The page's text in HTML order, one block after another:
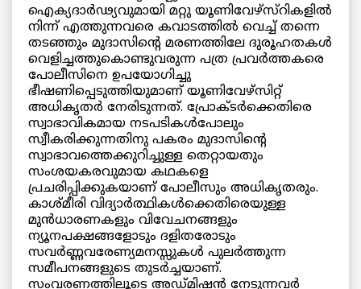
ഐക്യദാര്‍ഢ്യവുമായി മറ്റു യൂണിവേഴ്സ്റികളില്‍
നിന്ന് എത്തുന്നവരെ കവാടത്തില്‍ വെച്ച് തന്നെ
തടഞ്ഞും മുദാസിന്റെ മരണത്തിലേ ദുരൂഹതകള്‍
വെളിച്ചത്തുകൊണ്ടുവരുന്ന പത്ര പ്രവര്‍ത്തകരെ
പോലീസിനെ ഉപയോഗിച്ചു
ഭീഷണിപ്പെടുത്തിയുമാണ് യൂണിവേഴ്സിറ്റ്
അധികൃതര്‍ നേരിടുന്നത്. പ്രോക്ടര്‍ക്കെതിരെ
സ്വാഭാവികമായ നടപടികള്‍പോലും
സ്വീകരിക്കുന്നതിനു പകരം മുദാസിന്റെ
സ്വാഭാവത്തെക്കുറിച്ചുള്ള തെറ്റായതും
സംശയകരവുമായ കഥകളെ
പ്രചരിപ്പിക്കുകയാണ് പോലീസും അധികൃതരും.
കാശ്മീരി വിദ്യാര്‍ത്ഥികള്‍ക്കെതിരെയുള്ള
മുന്‍ധാരണകളും വിവേചനങ്ങളും
ന്യൂനപക്ഷങ്ങളോടും ദളിതരോടും
സവര്‍ണ്ണവരേണ്യമനസ്സുകള്‍ പുലര്‍ത്തുന്ന
സമീപനങ്ങളുടെ തുടര്‍ച്ചയാണ്.
സംവരണത്തിലൂടെ അഡ്മിഷന്‍ നേടുന്നവര്‍